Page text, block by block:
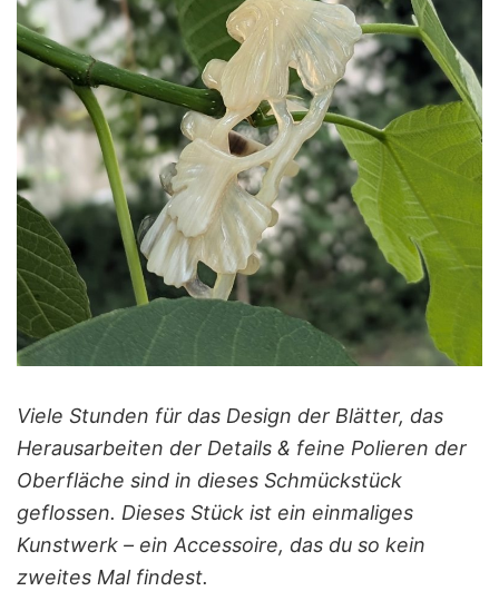
Viele Stunden für das Design der Blätter, das
Herausarbeiten der Details & feine Polieren der
Oberfläche sind in dieses Schmückstück
geflossen. Dieses Stück ist ein einmaliges
Kunstwerk – ein Accessoire, das du so kein
zweites Mal findest.